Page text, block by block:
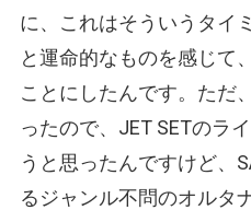
に、これはそういうタイ
と運命的なものを感じて
ことにしたんです。ただ
ったので、JET SETのラ
うと思ったんですけど、
るジャンル不問のオルタ